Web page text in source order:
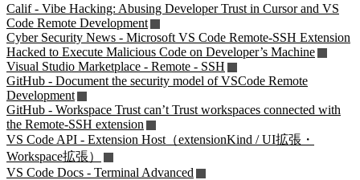
Calif - Vibe Hacking: Abusing Developer Trust in Cursor and VS
Code Remote Development
Cyber Security News - Microsoft VS Code Remote-SSH Extension
Hacked to Execute Malicious Code on Developer’s Machine
Visual Studio Marketplace - Remote - SSH
GitHub - Document the security model of VSCode Remote
Development
GitHub - Workspace Trust can’t Trust workspaces connected with
the Remote-SSH extension
VS Code API - Extension Host（extensionKind / UI拡張・
Workspace拡張）
VS Code Docs - Terminal Advanced